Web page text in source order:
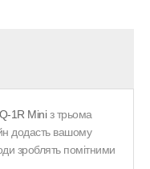
1R Mini​з трьома
додасть вашому
зроблять помітними